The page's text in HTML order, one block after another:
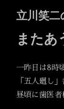
立川笑
またあ
一昨日は8時
「五人廻し
昼頃に歯医者